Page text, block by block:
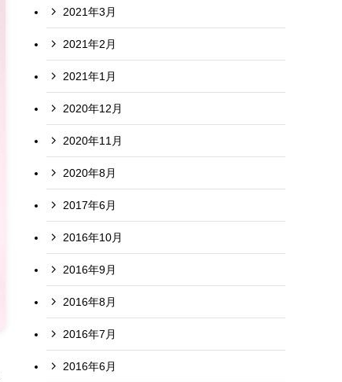
2021年3月
2021年2月
2021年1月
2020年12月
2020年11月
2020年8月
2017年6月
2016年10月
2016年9月
2016年8月
2016年7月
2016年6月